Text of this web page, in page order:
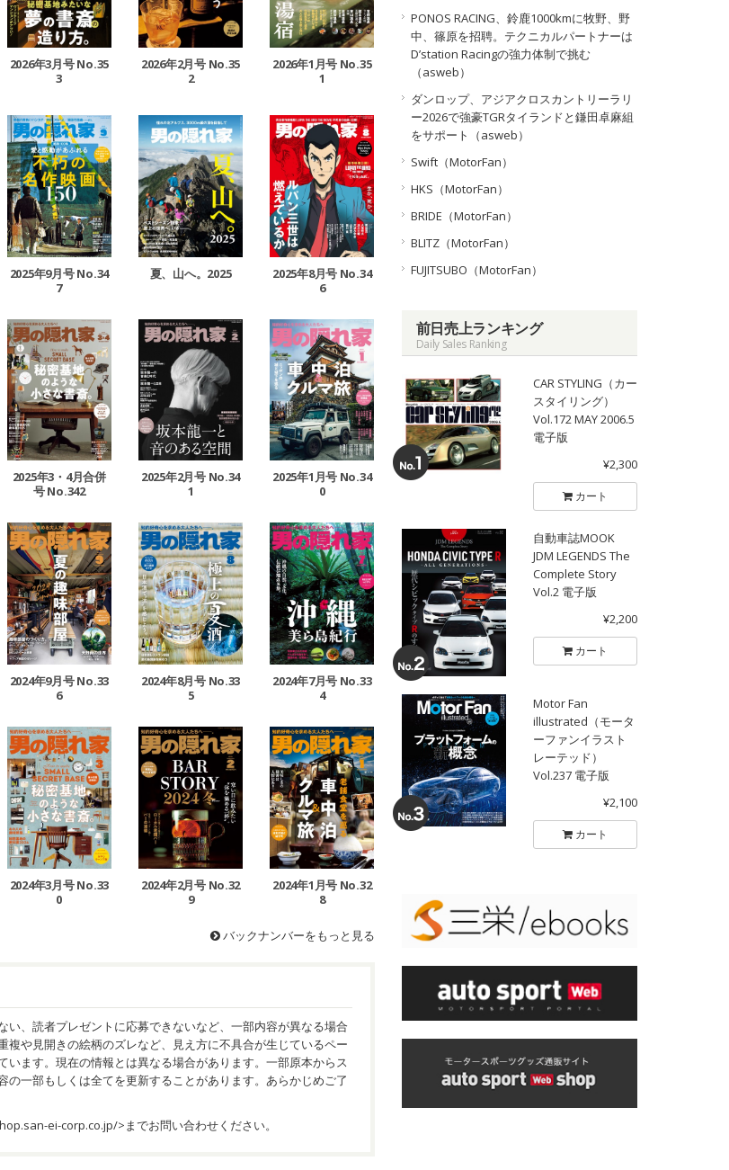
2026年3月号 No.35
3
2026年2月号 No.35
2
2026年1月号 No.35
1
2025年9月号 No.34
7
夏、山へ。2025
2025年8月号 No.34
6
2025年3・4月合併
号 No.342
2025年2月号 No.34
1
2025年1月号 No.34
0
2024年9月号 No.33
6
2024年8月号 No.33
5
2024年7月号 No.33
4
2024年3月号 No.33
0
2024年2月号 No.32
9
2024年1月号 No.32
8
バックナンバーをもっと見る
、読者プレゼントに応募できないなど、一部内容が異なる場合
や見開きの絵柄のズレなど、見え方に不具合が生じているペー
ます。現在の情報とは異なる場合があります。一部原本からス
一部もしくは全てを更新することがあります。あらかじめご了
ei-corp.co.jp/>までお問い合わせください。
PONOS RACING、鈴鹿1000kmに牧野、野
中、篠原を招聘。テクニカルパートナーは
D’station Racingの強力体制で挑む
（asweb）
ダンロップ、アジアクロスカントリーラリ
ー2026で強豪TGRタイランドと鎌田卓麻組
をサポート（asweb）
Swift（MotorFan）
HKS（MotorFan）
BRIDE（MotorFan）
BLITZ（MotorFan）
FUJITSUBO（MotorFan）
前日売上ランキング
Daily Sales Ranking
CAR STYLING（カー
スタイリング）
Vol.172 MAY 2006.5
電子版
¥2,300
カート
自動車誌MOOK
JDM LEGENDS The
Complete Story
Vol.2 電子版
¥2,200
カート
Motor Fan
illustrated（モータ
ーファンイラスト
レーテッド）
Vol.237 電子版
¥2,100
カート